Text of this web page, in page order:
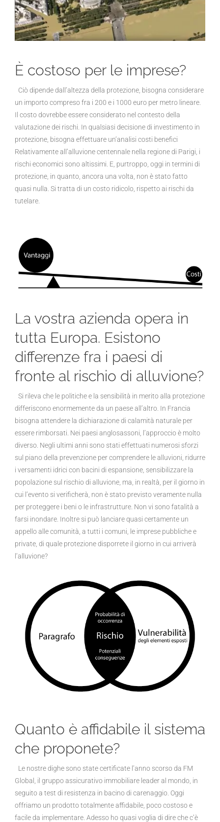
È costoso per le imprese?
Ciò dipende dall’altezza della protezione, bisogna considerare
un importo compreso fra i 200 e i 1000 euro per metro lineare.
Il costo dovrebbe essere considerato nel contesto della
valutazione dei rischi. In qualsiasi decisione di investimento in
protezione, bisogna effettuare un’analisi costi benefici
Relativamente all’alluvione centennale nella regione di Parigi, i
rischi economici sono altissimi. E, purtroppo, oggi in termini di
protezione, in quanto, ancora una volta, non è stato fatto
quasi nulla. Si tratta di un costo ridicolo, rispetto ai rischi da
tutelare.
La vostra azienda opera in
tutta Europa. Esistono
differenze fra i paesi di
fronte al rischio di alluvione?
Si rileva che le politiche e la sensibilità in merito alla protezione
differiscono enormemente da un paese all’altro. In Francia
bisogna attendere la dichiarazione di calamità naturale per
essere rimborsati. Nei paesi anglosassoni, l’approccio è molto
diverso. Negli ultimi anni sono stati effettuati numerosi sforzi
sul piano della prevenzione per comprendere le alluvioni, ridurre
i versamenti idrici con bacini di espansione, sensibilizzare la
popolazione sul rischio di alluvione, ma, in realtà, per il giorno in
cui l’evento si verificherà, non è stato previsto veramente nulla
per proteggere i beni o le infrastrutture. Non vi sono fatalità a
farsi inondare. Inoltre si può lanciare quasi certamente un
appello alle comunità, a tutti i comuni, le imprese pubbliche e
private, di quale protezione disporrete il giorno in cui arriverà
l’alluvione?
Quanto è affidabile il sistema
che proponete?
Le nostre dighe sono state certificate l’anno scorso da FM
Global, il gruppo assicurativo immobiliare leader al mondo, in
seguito a test di resistenza in bacino di carenaggio. Oggi
offriamo un prodotto totalmente affidabile, poco costoso e
facile da implementare. Adesso ho quasi voglia di dire che c’è